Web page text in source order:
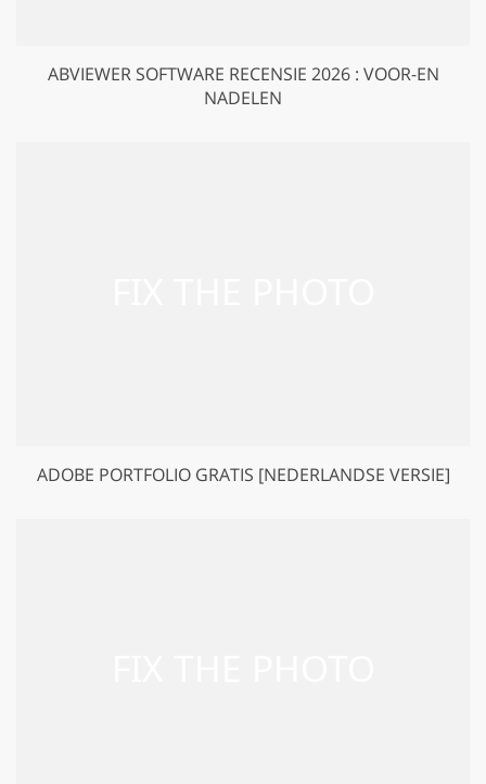
ABVIEWER SOFTWARE RECENSIE 2026 : VOOR-EN
NADELEN
ADOBE PORTFOLIO GRATIS [NEDERLANDSE VERSIE]